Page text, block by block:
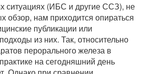
ситуациях (ИБС и другие ССЗ), не
обзор, нам приходится опираться
публикации или
из них. Так, относительно
перорального железа в
на сегодняшний день